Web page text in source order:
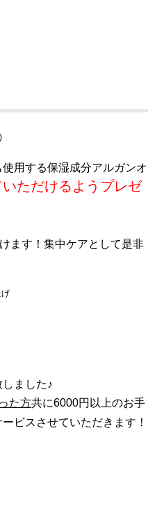
用する保湿成分アルガンオ
ただけるようプレゼ
ます！集中ケアとして是非
ました♪
た方共に6000円以上のお手
ビスさせていただきます！